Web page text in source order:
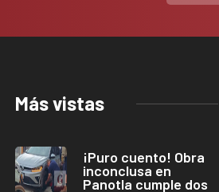
Más vistas
¡Puro cuento! Obra
inconclusa en
Panotla cumple dos